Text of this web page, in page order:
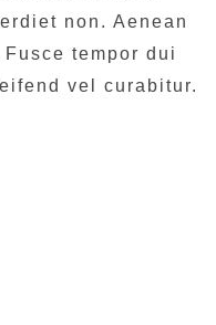
non. Aenean
tempor dui
vel curabitur.